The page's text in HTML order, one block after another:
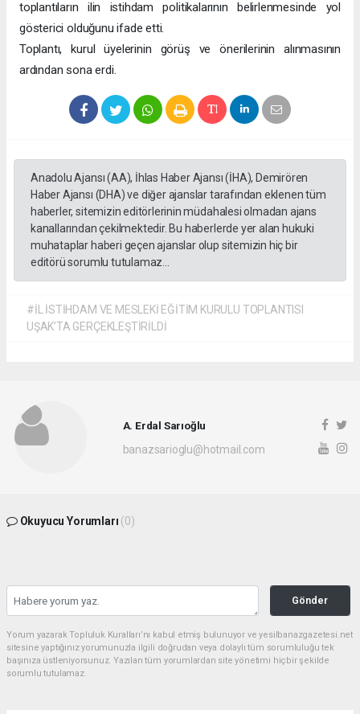
toplantıların ilin istihdam politikalarının belirlenmesinde yol
gösterici olduğunu ifade etti.
Toplantı, kurul üyelerinin görüş ve önerilerinin alınmasının
ardından sona erdi.
Anadolu Ajansı (AA), İhlas Haber Ajansı (İHA), Demirören
Haber Ajansı (DHA) ve diğer ajanslar tarafından eklenen tüm
haberler, sitemizin editörlerinin müdahalesi olmadan ajans
kanallarından çekilmektedir. Bu haberlerde yer alan hukuki
muhataplar haberi geçen ajanslar olup sitemizin hiç bir
editörü sorumlu tutulamaz...
#İL İSTİHDAM VE MESLEKİ EĞİTİM KURULU TOPLANTISI
UŞAK’TA GERÇEKLEŞTİRİLDİ
A. Erdal Sarıoğlu
banazsarioglu@hotmail.com
Okuyucu Yorumları (0)
Gönder
Yorum yazarak Topluluk Kuralları’nı kabul etmiş bulunuyor ve yesilbanazgazetesi.net
sitesine yaptığınız yorumunuzla ilgili doğrudan veya dolaylı tüm sorumluluğu tek
başınıza üstleniyorsunuz. Yazılan tüm yorumlardan site yönetimi hiçbir şekilde
sorumlu tutulamaz.